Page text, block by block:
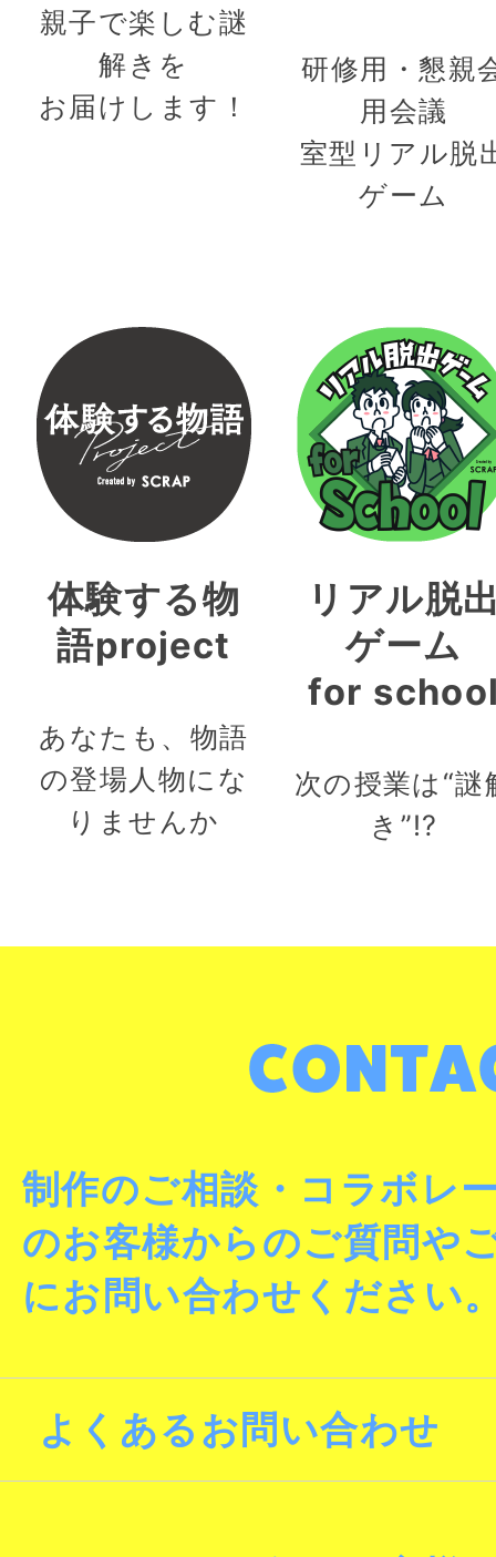
親子で楽しむ謎
解きを
お届けします！
研修用・懇親
用会議
室型リアル脱
ゲーム
体験する物
語project
あなたも、物語
の登場人物にな
りませんか
リアル脱
ゲーム
for
次の授業は“謎
き”!?
制作のご相談・コラボレ
のお客様からのご質問や
にお問い合わせください
よくあるお問い合わせ